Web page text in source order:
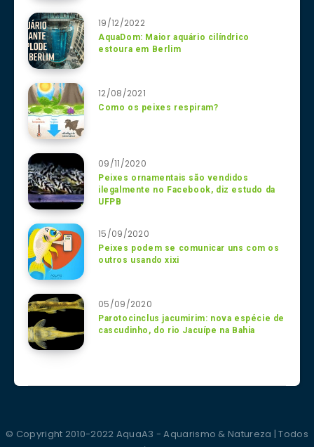
19/12/2022
AquaDom: Maior aquário cilíndrico
estoura em Berlim
12/08/2021
Como os peixes respiram?
09/11/2020
Peixes ornamentais são vendidos
ilegalmente no Facebook, diz estudo da
UFPB
15/09/2020
Peixes podem se comunicar uns com os
outros usando xixi
05/09/2020
Parotocinclus jacumirim: nova espécie de
cascudinho, do rio Jacuípe na Bahia
© Copyright 2010-2022 AquaA3 - Aquarismo & Natureza | Todos